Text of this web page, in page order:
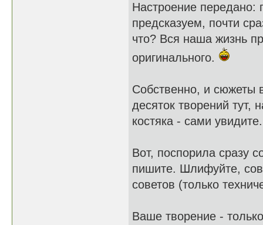
Настроение передано:
предсказуем, почти
что? Вся наша жизнь
оригинального.
Собственно, и сюжеты
десяток творений тут,
костяка - сами увидите.
Вот, поспорила сразу
пишите. Шлифуйте,
советов (только
Ваше творение -